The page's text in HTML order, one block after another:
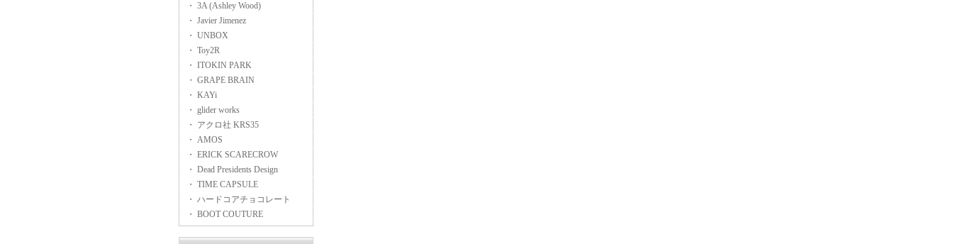
・ 3A (Ashley Wood)
・ Javier Jimenez
・ UNBOX
・ Toy2R
・ ITOKIN PARK
・ GRAPE BRAIN
・ KAYi
・ glider works
・ アクロ社 KRS35
・ AMOS
・ ERICK SCARECROW
・ Dead Presidents Design
・ TIME CAPSULE
・ ハードコアチョコレート
・ BOOT COUTURE